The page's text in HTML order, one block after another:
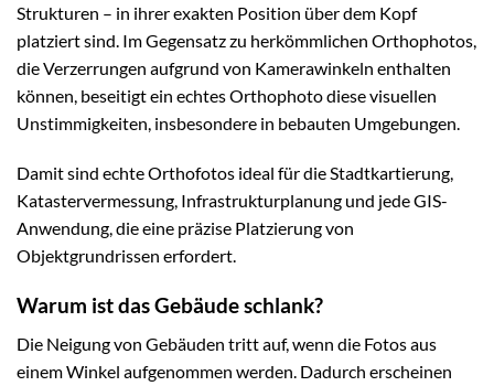
Strukturen – in ihrer exakten Position über dem Kopf
platziert sind. Im Gegensatz zu herkömmlichen Orthophotos,
die Verzerrungen aufgrund von Kamerawinkeln enthalten
können, beseitigt ein echtes Orthophoto diese visuellen
Unstimmigkeiten, insbesondere in bebauten Umgebungen.
Damit sind echte Orthofotos ideal für die Stadtkartierung,
Katastervermessung, Infrastrukturplanung und jede GIS-
Anwendung, die eine präzise Platzierung von
Objektgrundrissen erfordert.
Warum ist das Gebäude schlank?
Die Neigung von Gebäuden tritt auf, wenn die Fotos aus
einem Winkel aufgenommen werden. Dadurch erscheinen